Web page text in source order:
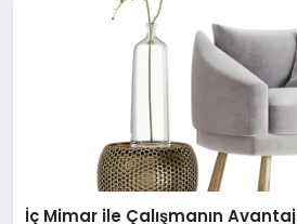
İç Mimar ile Çalışmanın